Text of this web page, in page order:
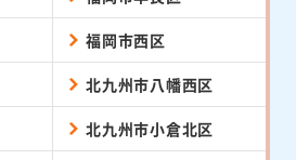
福岡市西区
北九州市八幡西区
北九州市小倉北区